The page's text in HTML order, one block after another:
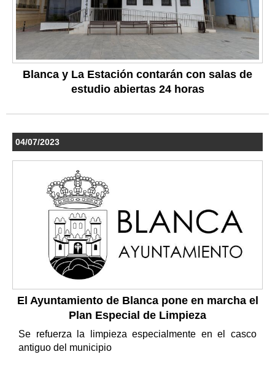
Blanca y La Estación contarán con salas de
estudio abiertas 24 horas
04/07/2023
El Ayuntamiento de Blanca pone en marcha el
Plan Especial de Limpieza
Se refuerza la limpieza especialmente en el casco
antiguo del municipio